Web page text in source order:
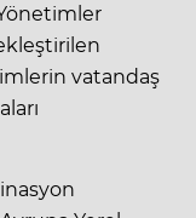
vatandaş